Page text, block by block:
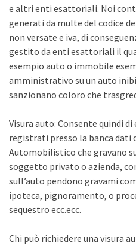
e altri enti esattoriali. Noi
generati da multe del codice
non versate e iva, di
gestito da enti esattoriali il
esempio auto o immobile
amministrativo su un auto
sanzionano coloro che
Visura auto: Consente quindi
registrati presso la banca dati
Automobilistico che gravano
soggetto privato o azienda,
sull’auto pendono gravami
ipoteca, pignoramento, o
sequestro ecc.ecc.
Chi può richiedere una visura